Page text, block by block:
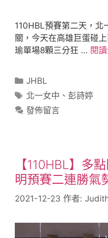
110HBL預賽第二天，北
關，今天在高雄巨蛋碰
瑜單場8顆三分狂 … 閱
JHBL
北一女中 、 彭詩婷
發佈留言
【110HBL】多
明預賽二連勝氣
2021-12-23 作者: